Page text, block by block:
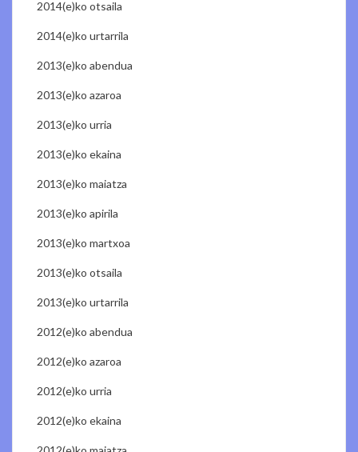
2014(e)ko otsaila
2014(e)ko urtarrila
2013(e)ko abendua
2013(e)ko azaroa
2013(e)ko urria
2013(e)ko ekaina
2013(e)ko maiatza
2013(e)ko apirila
2013(e)ko martxoa
2013(e)ko otsaila
2013(e)ko urtarrila
2012(e)ko abendua
2012(e)ko azaroa
2012(e)ko urria
2012(e)ko ekaina